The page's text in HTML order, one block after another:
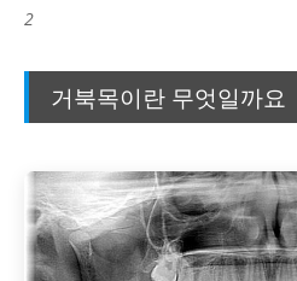
2
거북목이란 무엇일까요